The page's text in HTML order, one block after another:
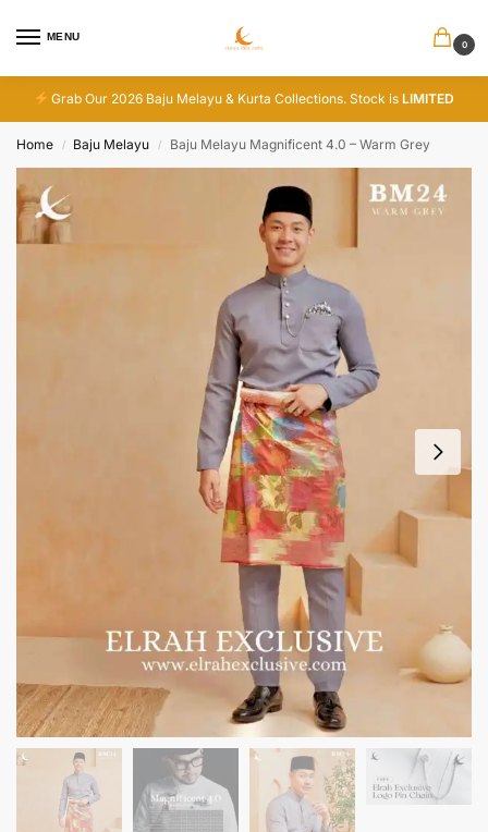
MENU
0
Grab Our 2026 Baju Melayu & Kurta Collections. Stock isLIMITED
Home / Baju Melayu / Baju Melayu Magnificent 4.0 – Warm Grey